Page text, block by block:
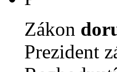
Zákon
Prezident